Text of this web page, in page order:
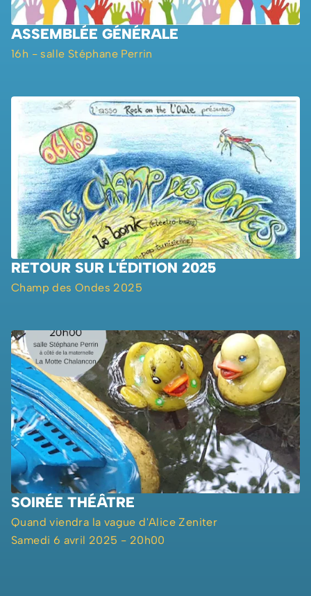
ASSEMBLÉE GÉNÉRALE
16h - salle Stéphane Perrin
RETOUR SUR L'ÉDITION 2025
Champ des Ondes 2025
SOIRÉE THÉÂTRE
Quand viendra la vague d'Alice Zeniter
Samedi 6 avril 2025 - 20h00